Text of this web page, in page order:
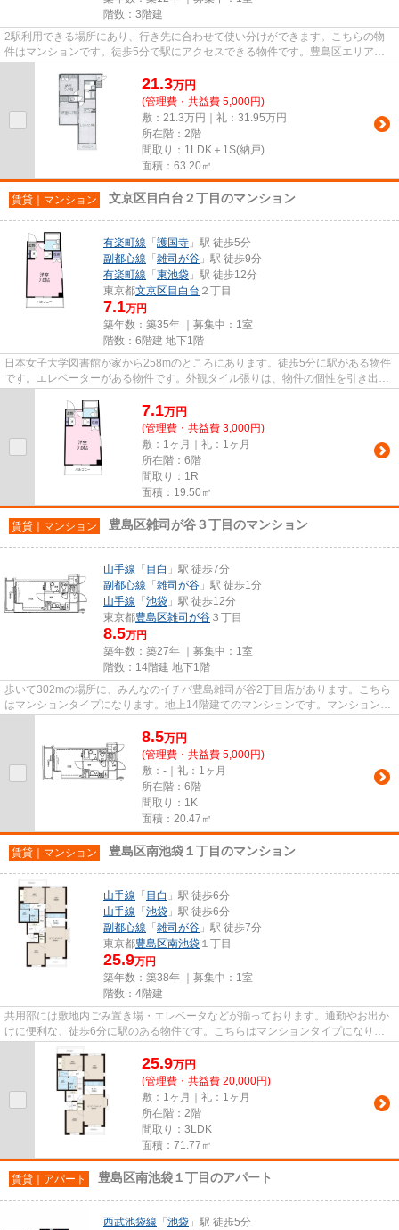
階数：3階建
2駅利用できる場所にあり、行き先に合わせて使い分けができます。こちらの物
件はマンションです。徒歩5分で駅にアクセスできる物件です。豊島区エリアの
21.3万円
(管理費・共益費 5,000円)
敷：21.3万円｜礼：31.95万円
所在階：2階
間取り：1LDK＋1S(納戸)
面積：63.20㎡
賃貸｜マンション 文京区目白台２丁目のマンション
有楽町線 「 護国寺 」駅 徒歩5分
副都心線 「 雑司が谷 」駅 徒歩9分
有楽町線 「 東池袋 」駅 徒歩12分
東京都文京区 目白台 ２丁目
7.1万円
築年数：築35年 ｜募集中： 1室
階数：6階建 地下1階
日本女子大学図書館が家から258mのところにあります。徒歩5分に駅がある物件
です。エレベーターがある物件です。外観タイル張りは、物件の個性を引き出す
7.1万円
(管理費・共益費 3,000円)
敷：1ヶ月｜礼：1ヶ月
所在階：6階
間取り：1R
面積：19.50㎡
賃貸｜マンション 豊島区雑司が谷３丁目のマンション
山手線 「 目白 」駅 徒歩7分
副都心線 「 雑司が谷 」駅 徒歩1分
山手線 「 池袋 」駅 徒歩12分
東京都豊島区雑司が谷 ３丁目
8.5万円
築年数：築27年 ｜募集中： 1室
階数：14階建 地下1階
歩いて302mの場所に、みんなのイチバ豊島雑司が谷2丁目店があります。こちら
はマンションタイプになります。地上14階建てのマンションです。マンションの
8.5万円
(管理費・共益費 5,000円)
敷：-｜礼：1ヶ月
所在階：6階
間取り：1K
面積：20.47㎡
賃貸｜マンション 豊島区南池袋１丁目のマンション
山手線 「 目白 」駅 徒歩6分
山手線 「 池袋 」駅 徒歩6分
副都心線 「 雑司が谷 」駅 徒歩7分
東京都豊島区南池袋 １丁目
25.9万円
築年数：築38年 ｜募集中： 1室
階数：4階建
共用部には敷地内ごみ置き場・エレベータなどが揃っております。通勤やお出か
けに便利な、徒歩6分に駅のある物件です。こちらはマンションタイプになりま
す。こちらの物件は2沿線を利...
25.9万円
(管理費・共益費 20,000円)
敷：1ヶ月｜礼：1ヶ月
所在階：2階
間取り：3LDK
面積：71.77㎡
賃貸｜アパート 豊島区南池袋１丁目のアパート
西武池袋線 「 池袋 」駅 徒歩5分